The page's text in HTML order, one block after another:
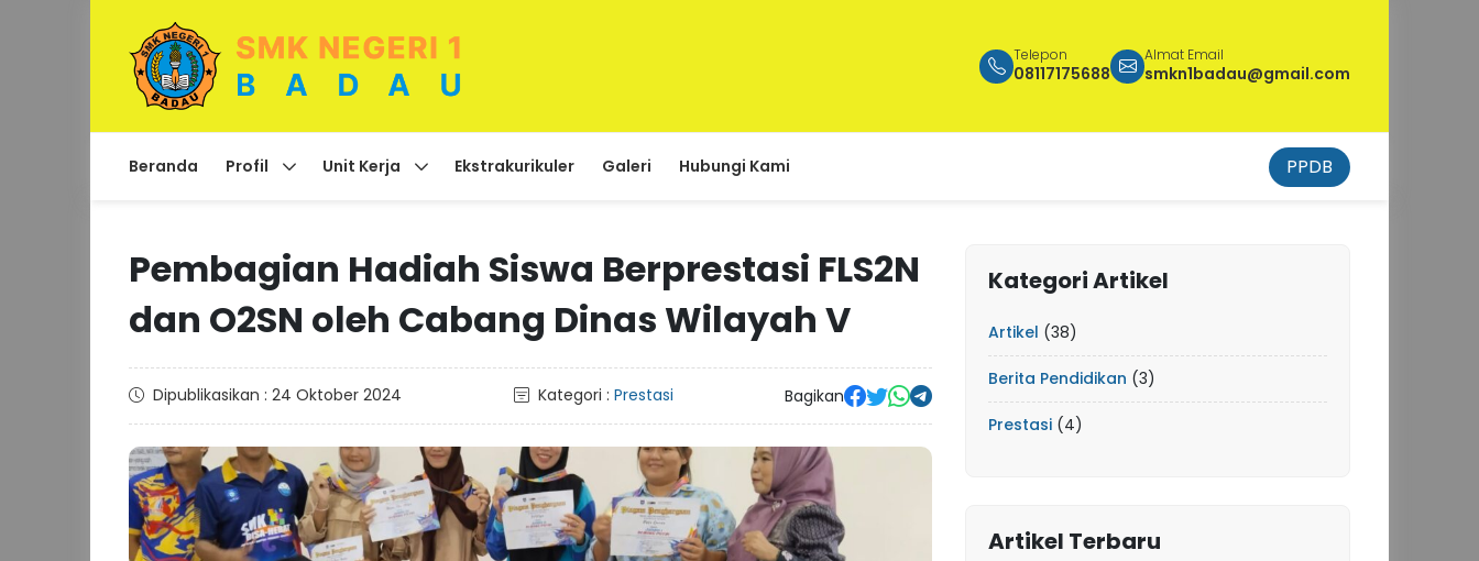
Telepon
08117175688
Almat Email
smkn1badau@gmail.com
Beranda Profil Unit Kerja Ekstrakurikuler Galeri Hubungi Kami PPDB
Pembagian Hadiah Siswa Berprestasi FLS2N
dan O2SN oleh Cabang Dinas Wilayah V
Dipublikasikan : 24 Oktober 2024 Kategori : Prestasi Bagikan
Kategori Artikel
Artikel (38)
Berita Pendidikan (3)
Prestasi (4)
Artikel Terbaru